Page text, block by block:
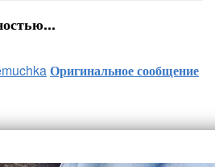
Оригинальное сообщение